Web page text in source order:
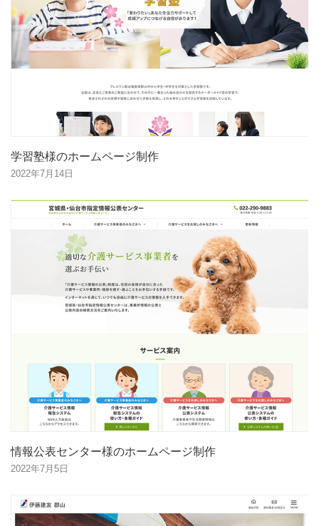
学習塾様のホームページ制作
2022年7月14日
情報公表センター様のホームページ制作
2022年7月5日